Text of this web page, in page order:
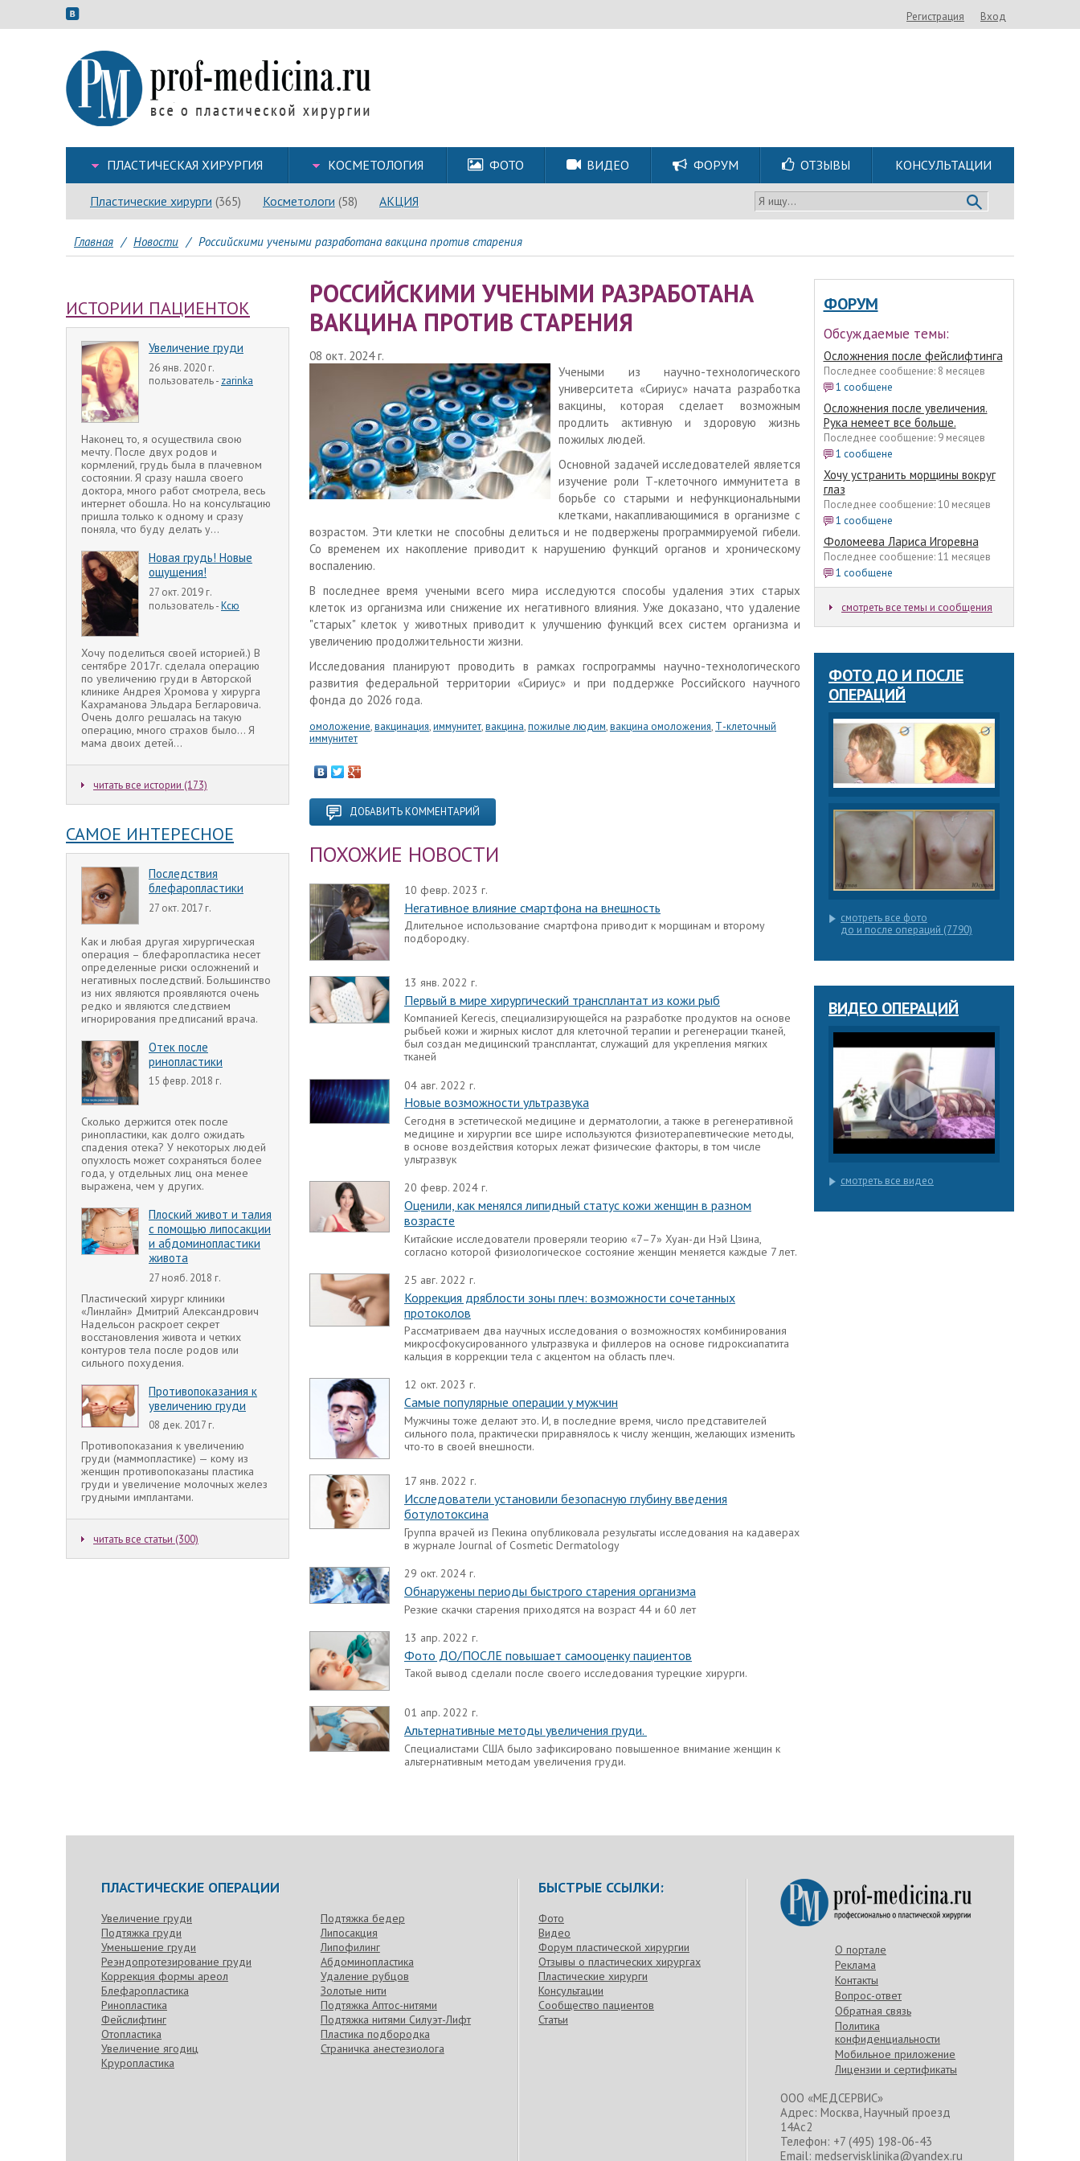
Регистрация Вход
ПЛАСТИЧЕСКАЯ ХИРУРГИЯ КОСМЕТОЛОГИЯ ФОТО ВИДЕО ФОРУМ ОТЗЫВЫ КОНСУЛЬТАЦИИ
Пластические хирурги (365) Косметологи (58) АКЦИЯ Я ищу...
Главная / Новости / Российскими учеными разработана вакцина против старения
ИСТОРИИ ПАЦИЕНТОК
Увеличение груди
26 янв. 2020 г.
пользователь - zarinka
Наконец то, я осуществила свою
мечту. После двух родов и
кормлений, грудь была в плачевном
состоянии. Я сразу нашла своего
доктора, много работ смотрела, весь
интернет обошла. Но на консультацию
пришла только к одному и сразу
поняла, что буду делать у...
Новая грудь! Новые
ощущения!
27 окт. 2019 г.
пользователь -Ксю
Хочу поделиться своей историей.) В
сентябре 2017г. сделала операцию
по увеличению груди в Авторской
клинике Андрея Хромова у хирурга
Кахраманова Эльдара Бегларовича.
Очень долго решалась на такую
операцию, много страхов было... Я
мама двоих детей...
читать все истории (173)
САМОЕ ИНТЕРЕСНОЕ
Последствия
блефаропластики
27 окт. 2017 г.
Как и любая другая хирургическая
операция – блефаропластика несет
определенные риски осложнений и
негативных последствий. Большинство
из них являются проявляются очень
редко и являются следствием
игнорирования предписаний врача.
Отек после
ринопластики
15 февр. 2018 г.
Сколько держится отек после
ринопластики, как долго ожидать
спадения отека? У некоторых людей
опухлость может сохраняться более
года, у отдельных лиц она менее
выражена, чем у других.
Плоский живот и талия
с помощью липосакции
и абдоминопластики
живота
27 нояб. 2018 г.
Пластический хирург клиники
«Линлайн» Дмитрий Александрович
Надельсон раскроет секрет
восстановления живота и четких
контуров тела после родов или
сильного похудения.
Противопоказания к
увеличению груди
08 дек. 2017 г.
Противопоказания к увеличению
груди (маммопластике) — кому из
женщин противопоказаны пластика
груди и увеличение молочных желез
грудными имплантами.
читать все статьи (300)
РОССИЙСКИМИ УЧЕНЫМИ РАЗРАБОТАНА
ВАКЦИНА ПРОТИВ СТАРЕНИЯ
08 окт. 2024 г.
Учеными из научно-технологического
университета «Сириус» начата разработка
вакцины, которая сделает возможным
продлить активную и здоровую жизнь
пожилых людей.
Основной задачей исследователей является
изучение роли Т-клеточного иммунитета в
борьбе со старыми и нефункциональными
клетками, накапливающимися в организме с
возрастом. Эти клетки не способны делиться и не подвержены программируемой гибели.
Со временем их накопление приводит к нарушению функций органов и хроническому
воспалению.
В последнее время учеными всего мира исследуются способы удаления этих старых
клеток из организма или снижение их негативного влияния. Уже доказано, что удаление
"старых" клеток у животных приводит к улучшению функций всех систем организма и
увеличению продолжительности жизни.
Исследования планируют проводить в рамках госпрограммы научно-технологического
развития федеральной территории «Сириус» и при поддержке Российского научного
фонда до 2026 года.
омоложение,вакцинация,иммунитет,вакцина,пожилые людим,вакцина омоложения, Т-клеточный
иммунитет
ДОБАВИТЬ КОММЕНТАРИЙ
ПОХОЖИЕ НОВОСТИ
10 февр. 2023 г.
Негативное влияние смартфона на внешность
Длительное использование смартфона приводит к морщинам и второму
подбородку.
13 янв. 2022 г.
Первый в мире хирургический трансплантат из кожи рыб
Компанией Kerecis, специализирующейся на разработке продуктов на основе
рыбьей кожи и жирных кислот для клеточной терапии и регенерации тканей,
был создан медицинский трансплантат, служащий для укрепления мягких
тканей
04 авг. 2022 г.
Новые возможности ультразвука
Сегодня в эстетической медицине и дерматологии, а также в регенеративной
медицине и хирургии все шире используются физиотерапевтические методы,
в основе воздействия которых лежат физические факторы, в том числе
ультразвук
20 февр. 2024 г.
Оценили, как менялся липидный статус кожи женщин в разном
возрасте
Китайские исследователи проверяли теорию «7–7» Хуан-ди Нэй Цзина,
согласно которой физиологическое состояние женщин меняется каждые 7 лет.
25 авг. 2022 г.
Коррекция дряблости зоны плеч: возможности сочетанных
протоколов
Рассматриваем два научных исследования о возможностях комбинирования
микросфокусированного ультразвука и филлеров на основе гидроксиапатита
кальция в коррекции тела с акцентом на область плеч.
12 окт. 2023 г.
Самые популярные операции у мужчин
Мужчины тоже делают это. И, в последние время, число представителей
сильного пола, практически приравнялось к числу женщин, желающих изменить
что-то в своей внешности.
17 янв. 2022 г.
Исследователи установили безопасную глубину введения
ботулотоксина
Группа врачей из Пекина опубликовала результаты исследования на кадаверах
в журнале Journal of Cosmetic Dermatology
29 окт. 2024 г.
Обнаружены периоды быстрого старения организма
Резкие скачки старения приходятся на возраст 44 и 60 лет
13 апр. 2022 г.
Фото ДО/ПОСЛЕ повышает самооценку пациентов
Такой вывод сделали после своего исследования турецкие хирурги.
01 апр. 2022 г.
Альтернативные методы увеличения груди.
Специалистами США было зафиксировано повышенное внимание женщин к
альтернативным методам увеличения груди.
ФОРУМ
Обсуждаемые темы:
Осложнения после фейслифтинга
Последнее сообщение: 8 месяцев
1 сообщене
Осложнения после увеличения.
Рука немеет все больше.
Последнее сообщение: 9 месяцев
1 сообщене
Хочу устранить морщины вокруг
глаз
Последнее сообщение: 10 месяцев
1 сообщене
Фоломеева Лариса Игоревна
Последнее сообщение: 11 месяцев
1 сообщене
смотреть все темы и сообщения
ФОТО ДО И ПОСЛЕ
ОПЕРАЦИЙ
смотреть все фото
до и после операций (7790)
ВИДЕО ОПЕРАЦИЙ
смотреть все видео
ПЛАСТИЧЕСКИЕ ОПЕРАЦИИ
Увеличение груди
Подтяжка груди
Уменьшение груди
Реэндопротезирование груди
Коррекция формы ареол
Блефаропластика
Ринопластика
Фейслифтинг
Отопластика
Увеличение ягодиц
Круропластика
Подтяжка бедер
Липосакция
Липофилинг
Абдоминопластика
Удаление рубцов
Золотые нити
Подтяжка Аптос-нитями
Подтяжка нитями Силуэт-Лифт
Пластика подбородка
Страничка анестезиолога
БЫСТРЫЕ ССЫЛКИ:
Фото
Видео
Форум пластической хирургии
Отзывы о пластических хирургах
Пластические хирурги
Консультации
Сообщество пациентов
Статьи
О портале
Реклама
Контакты
Вопрос-ответ
Обратная связь
Политика
конфиденциальности
Мобильное приложение
Лицензии и сертификаты
ООО «МЕДСЕРВИС»
Адрес: Москва, Научный проезд
14Ас2
Телефон: +7 (495) 198-06-43
Email: medservisklinika@yandex.ru